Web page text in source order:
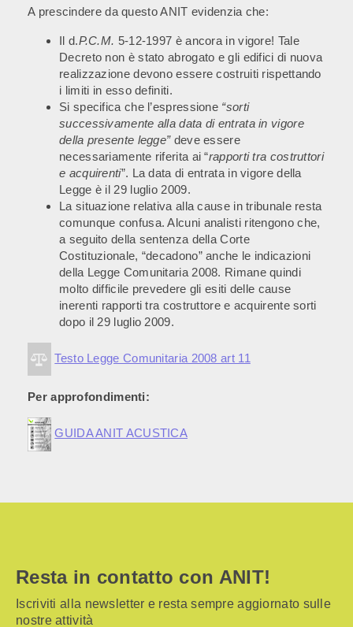
A prescindere da questo ANIT evidenzia che:
Il d.P.C.M. 5-12-1997 è ancora in vigore! Tale
Decreto non è stato abrogato e gli edifici di nuova
realizzazione devono essere costruiti rispettando
i limiti in esso definiti.
Si specifica che l’espressione “sorti
successivamente alla data di entrata in vigore
della presente legge” deve essere
necessariamente riferita ai “rapporti tra costruttori
e acquirenti”. La data di entrata in vigore della
Legge è il 29 luglio 2009.
La situazione relativa alla cause in tribunale resta
comunque confusa. Alcuni analisti ritengono che,
a seguito della sentenza della Corte
Costituzionale, “decadono” anche le indicazioni
della Legge Comunitaria 2008. Rimane quindi
molto difficile prevedere gli esiti delle cause
inerenti rapporti tra costruttore e acquirente sorti
dopo il 29 luglio 2009.
Testo Legge Comunitaria 2008 art 11
Per approfondimenti:
GUIDA ANIT ACUSTICA
Resta in contatto con ANIT!
Iscriviti alla newsletter e resta sempre aggiornato sulle
nostre attività